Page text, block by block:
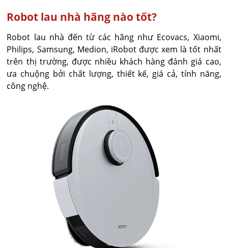
Robot lau nhà hãng nào tốt?
Robot lau nhà đến từ các hãng như Ecovacs, Xiaomi,
Philips, Samsung, Medion, iRobot được xem là tốt nhất
trên thị trường, được nhiều khách hàng đánh giá cao,
ưa chuộng bởi chất lượng, thiết kế, giá cả, tính năng,
công nghệ.